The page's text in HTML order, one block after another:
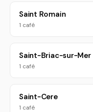
Saint Romain
1 café
Saint-Briac-sur-Mer
1 café
Saint-Cere
1 café